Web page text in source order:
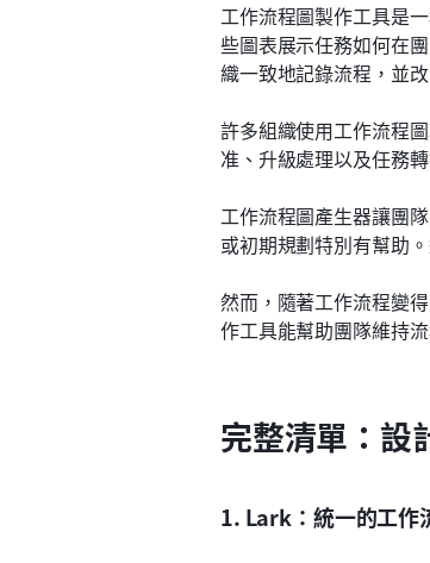
工作流程圖製作工具是
些圖表展示任務如何在
織一致地記錄流程，並
許多組織使用工作流程
准、升級處理以及任務
工作流程圖產生器讓團
或初期規劃特別有幫助
然而，隨著工作流程變
作工具能幫助團隊維持
完整清單：設
1. Lark：統一的工作